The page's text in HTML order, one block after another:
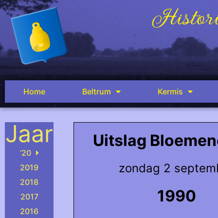
Home Beltrum Kermis
Jaar
’20
2019
2018
2017
2016
Uitslag
zondag 2
1990